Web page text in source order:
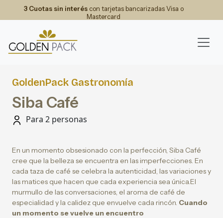
3 Cuotas sin interéscon tarjetas bancarizadas Visa o
Mastercard
GoldenPack Gastronomía
Siba Café
Para 2 personas
En un momento obsesionado con la perfección, Siba Café
cree que la belleza se encuentra en las imperfecciones. En
cada taza de café se celebra la autenticidad, las variaciones y
las matices que hacen que cada experiencia sea única.El
murmullo de las conversaciones, el aroma de café de
especialidad y la calidez que envuelve cada rincón. Cuando
un momento se vuelve un encuentro